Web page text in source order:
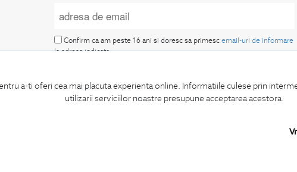
a-ti oferi cea mai placuta experienta online. Informatiile culese prin
utilizarii serviciilor noastre presupune acceptarea acestora.
Confirm ca am peste 16 ani si doresc sa primescemail-uri de informare
la adresa indicata.